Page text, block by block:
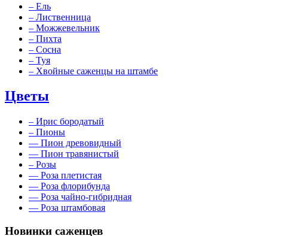
– Ель
– Лиственница
– Можжевельник
– Пихта
– Сосна
– Туя
– Хвойные саженцы на штамбе
Цветы
– Ирис бородатый
– Пионы
–– Пион древовидный
–– Пион травянистый
– Розы
–– Роза плетистая
–– Роза флорибунда
–– Роза чайно-гибридная
–– Роза штамбовая
Новинки саженцев